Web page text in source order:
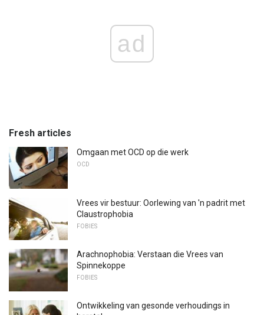
ad
Fresh articles
Omgaan met OCD op die werk
OCD
Vrees vir bestuur: Oorlewing van 'n padrit met
Claustrophobia
FOBIES
Arachnophobia: Verstaan ​​die Vrees van
Spinnekoppe
FOBIES
Ontwikkeling van gesonde verhoudings in